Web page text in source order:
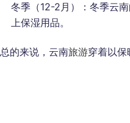
冬季（12-2月）：冬季云
上保湿用品。
总的来说，云南旅游穿着以保